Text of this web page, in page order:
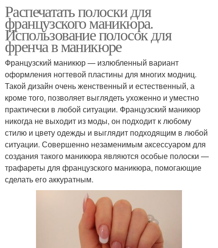
Распечатать полоски для
французского маникюра.
Использование полосок для
френча в маникюре
Французский маникюр — излюбленный вариант
оформления ногтевой пластины для многих модниц.
Такой дизайн очень женственный и естественный, а
кроме того, позволяет выглядеть ухоженно и уместно
практически в любой ситуации. Французский маникюр
никогда не выходит из моды, он подходит к любому
стилю и цвету одежды и выглядит подходящим в любой
ситуации. Совершенно незаменимым аксессуаром для
создания такого маникюра являются особые полоски —
трафареты для французского маникюра, помогающие
сделать его аккуратным.